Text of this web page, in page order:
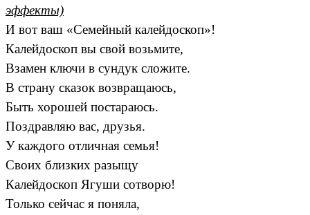
эффекты)
И вот ваш «Семейный калейдоскоп»!
Калейдоскоп вы свой возьмите,
Взамен ключи в сундук сложите.
В страну сказок возвращаюсь,
Быть хорошей постараюсь.
Поздравляю вас, друзья.
У каждого отличная семья!
Своих близких разыщу
Калейдоскоп Ягуши сотворю!
Только сейчас я поняла,